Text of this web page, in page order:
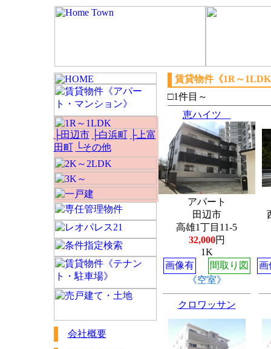
├田辺市 ├白浜町
├上富
田町 └その他
会社概要
賃貸物件《1R～
□1件目～
恵ハイツ
アパート
田辺市
高雄1丁目11-5
32,000円
1K
画像有
間取り図
《空室》
画
クロワッサン